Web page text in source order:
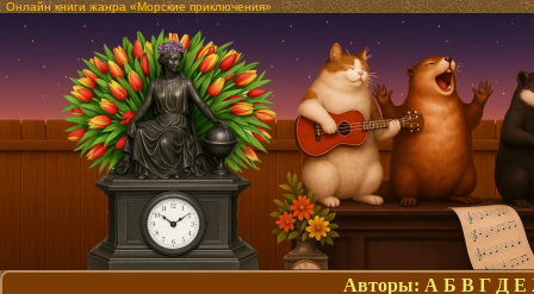
Онлайн книги жанра «Морские приключения»
Авторы: А Б В Г Д Е